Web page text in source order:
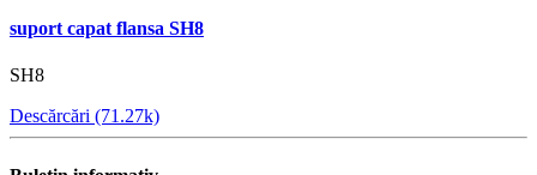
suport capat flansa SH8
SH8
Descărcări (71.27k)